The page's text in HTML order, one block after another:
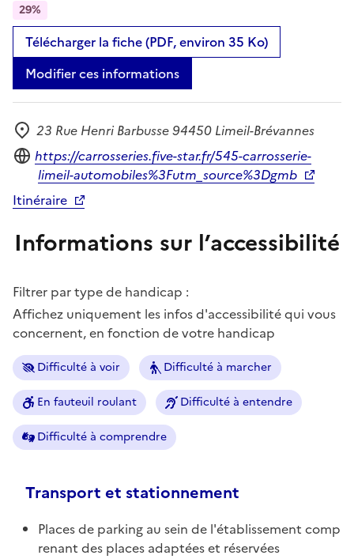
29%
Télécharger la fiche (PDF, environ 35 Ko)
Modifier ces informations
Adresse
23 Rue Henri Barbusse 94450 Limeil-Brévannes
Site internet
https://carrosseries.five-star.fr/545-carrosserie-
limeil-automobiles%3Futm_source%3Dgmb
Itinéraire
Informations sur l’accessibilité
Filtrer par type de handicap :
Affichez uniquement les infos d'accessibilité qui vous
concernent, en fonction de votre handicap
Difficulté à voir Difficulté à marcher
En fauteuil roulant Difficulté à entendre
Difficulté à comprendre
Transport et stationnement
Places de parking au sein de l'établissement comp
renant des places adaptées et réservées